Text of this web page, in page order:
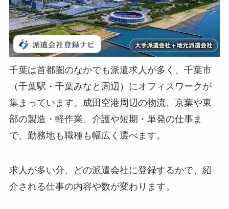
千葉は首都圏のなかでも派遣求人が多く、千葉市
（千葉駅・千葉みなと周辺）にオフィスワークが
集まっています。成田空港周辺の物流、京葉や東
部の製造・軽作業、介護や短期・単発の仕事ま
で、勤務地も職種も幅広く選べます。
求人が多い分、どの派遣会社に登録するかで、紹
介される仕事の内容や数が変わります。